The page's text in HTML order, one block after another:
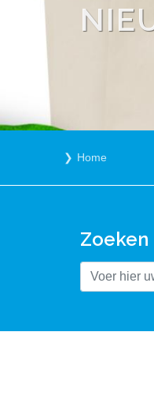
Home
Zoeken